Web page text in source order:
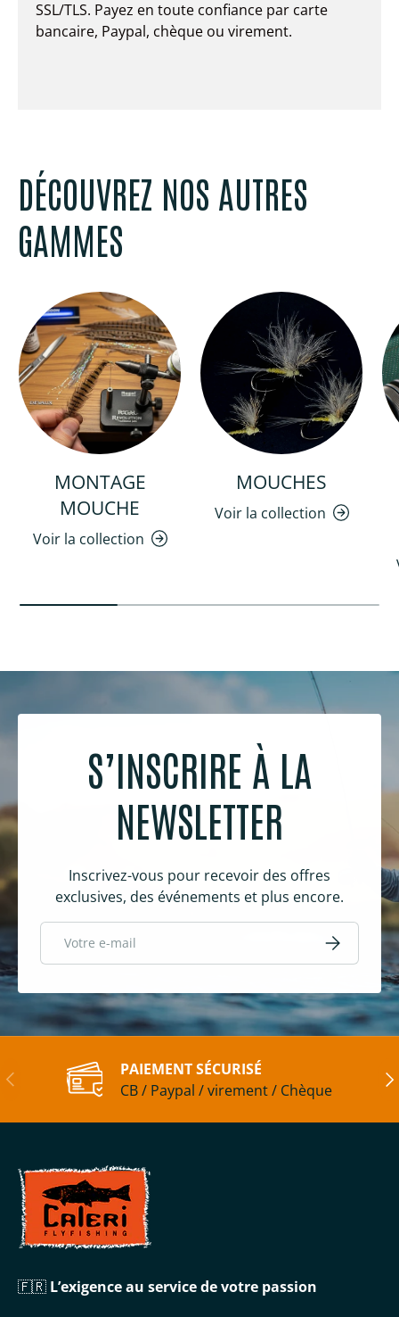
SSL/TLS. Payez en toute confiance par carte
bancaire, Paypal, chèque ou virement.
DÉCOUVREZ NOS AUTRES
GAMMES
MONTAGE
MOUCHE
Voir la collection
MOUCHES
Voir la collection
S’INSCRIRE À LA
NEWSLETTER
Inscrivez-vous pour recevoir des offres
exclusives, des événements et plus encore.
S’inscrire
Précédent
PAIEMENT SÉCURISÉ
CB / Paypal / virement / Chèque
🇫🇷 L’exigence au service de votre passion